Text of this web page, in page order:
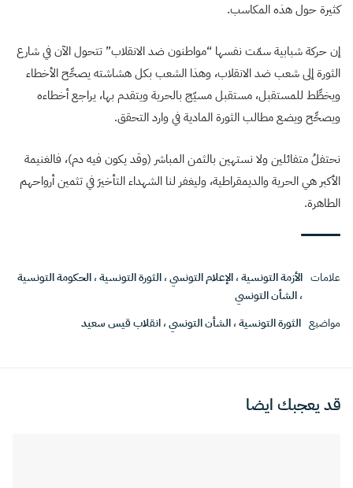
كثيرة حول هذه المكاسب.
إن حركة شبابية سمّت نفسها “مواطنون ضد الانقلاب” تتحول الآن في شارع
الثورة إلى شعب ضد الانقلاب، وهذا الشعب بكل هشاشته يصحِّح الأخطاء
ويخطِّط للمستقبل، مستقبل مسيّج بالحرية ويتقدم بها، يراجع أخطاءه
ويصحِّح ويضع مطالب الثورة المادية في وارد التحقق.
نحتفلُ متفائلين ولا نستهين بالثمن المباشر (وقد يكون فيه دم)، فالغنيمة
الأكبر هي الحرية والديمقراطية، وليغفر لنا الشهداء التأخيرَ في تثمين أرواحهم
الطاهرة.
علامات الأزمة التونسية،الإعلام التونسي،الثورة التونسية،الحكومة التونسية
،الشأن التونسي
مواضيع الثورة التونسية،الشأن التونسي،انقلاب قيس سعيد
قد يعجبك ايضا